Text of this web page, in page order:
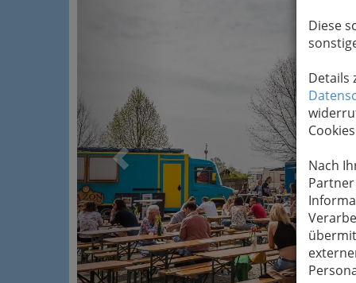
Diese
Details
Nach